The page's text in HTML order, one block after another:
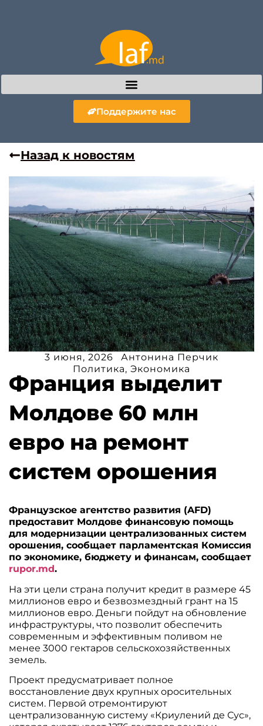
Поддержите нас
Назад к новостям
3 июня, 2026
Антонина Перчик
Политика, Экономика
Франция выделит
Молдове 60 млн
евро на ремонт
систем орошения
Французское агентство развития (AFD)
предоставит Молдове финансовую помощь
для модернизации централизованных систем
орошения, сообщает парламентская Комиссия
по экономике, бюджету и финансам, сообщает
rupor.md.
На эти цели страна получит кредит в размере 45
миллионов евро и безвозмездный грант на 15
миллионов евро. Деньги пойдут на обновление
инфраструктуры, что позволит обеспечить
современным и эффективным поливом не
менее 3000 гектаров сельскохозяйственных
земель.
Проект предусматривает полное
восстановление двух крупных оросительных
систем. Первой отремонтируют
централизованную систему «Криулений де Сус»,